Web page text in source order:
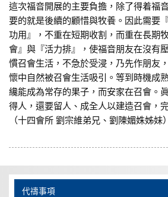
這次福音開展的主要負擔，除了得着福
要的就是後續的顧惜與牧養。因此需要
功用』，不重在短期收割，而重在長期
會』與『活力排』，使福音朋友在沒有
慣召會生活，不急於受浸，乃先作朋友
懷中自然被召會生活吸引。等到時機成
纔能成為常存的果子，而安家在召會。
得人，還要留人、成全人以建造召會，
（十四會所 劉宗維弟兄、劉陳媚姝姊妹）
代禱事項